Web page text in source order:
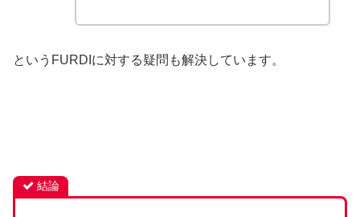
というFURDIに対する疑問も解決しています。
結論